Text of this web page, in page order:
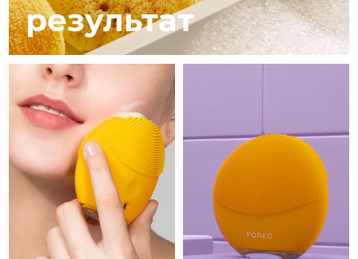
результат
Израиль
Ожидаемая дата доставки
Италия
Япония
Ожидаемая дата доставки
12.08.2026
Джерси
Ожидаемая дата доставки
14.08.2026
Казахстан
Ожидаемая дата доставки
11.08.2026